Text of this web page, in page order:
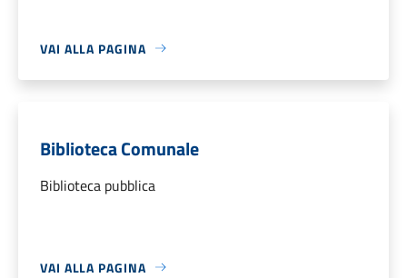
VAI ALLA PAGINA
Biblioteca Comunale
Biblioteca pubblica
VAI ALLA PAGINA